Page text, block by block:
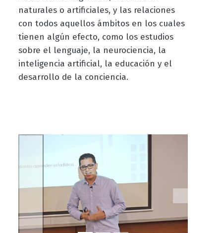
naturales o artificiales, y las relaciones
con todos aquellos ámbitos en los cuales
tienen algún efecto, como los estudios
sobre el lenguaje, la neurociencia, la
inteligencia artificial, la educación y el
desarrollo de la conciencia.
Next